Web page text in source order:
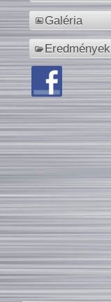
Galéria
Eredmények